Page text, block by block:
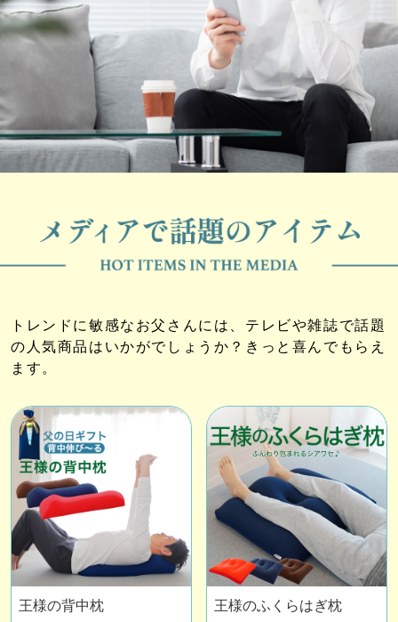
トレンドに敏感なお父さんには、テレビや雑誌で話題
の人気商品はいかがでしょうか？きっと喜んでもらえ
ます。
王様の背中枕 王様のふくらはぎ枕